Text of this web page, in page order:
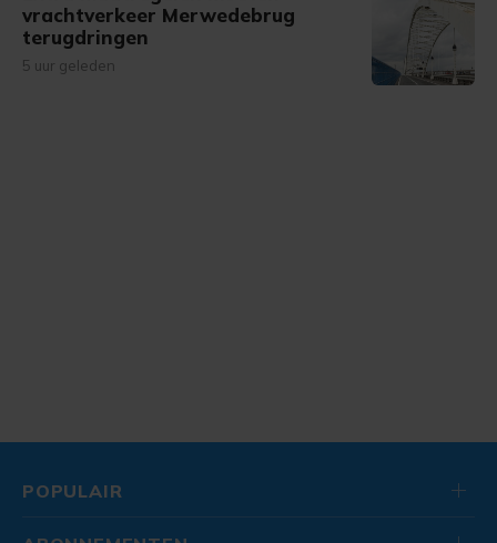
vrachtverkeer Merwedebrug
terugdringen
5 uur geleden
POPULAIR